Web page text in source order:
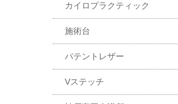
カイロプラクティック
施術台
パテントレザー
Vステッチ